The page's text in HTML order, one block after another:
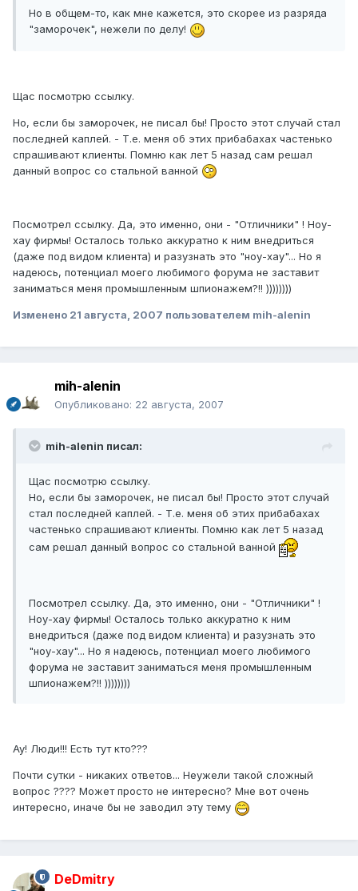
Но в общем-то, как мне кажется, это скорее из разряда
"заморочек", нежели по делу!
Щас посмотрю ссылку.
Но, если бы заморочек, не писал бы! Просто этот случай стал
последней каплей. - Т.е. меня об этих прибабахах частенько
спрашивают клиенты. Помню как лет 5 назад сам решал
данный вопрос со стальной ванной
Посмотрел ссылку. Да, это именно, они - "Отличники" ! Ноу-
хау фирмы! Осталось только аккуратно к ним внедриться
(даже под видом клиента) и разузнать это "ноу-хау"... Но я
надеюсь, потенциал моего любимого форума не заставит
заниматься меня промышленным шпионажем?!! ))))))))
Изменено 21 августа, 2007 пользователем mih-alenin
mih-alenin
Опубликовано: 22 августа, 2007
mih-alenin писал:
Щас посмотрю ссылку.
Но, если бы заморочек, не писал бы! Просто этот случай
стал последней каплей. - Т.е. меня об этих прибабахах
частенько спрашивают клиенты. Помню как лет 5 назад
сам решал данный вопрос со стальной ванной
Посмотрел ссылку. Да, это именно, они - "Отличники" !
Ноу-хау фирмы! Осталось только аккуратно к ним
внедриться (даже под видом клиента) и разузнать это
"ноу-хау"... Но я надеюсь, потенциал моего любимого
форума не заставит заниматься меня промышленным
шпионажем?!! ))))))))
Ау! Люди!!! Есть тут кто???
Почти сутки - никаких ответов... Неужели такой сложный
вопрос ???? Может просто не интересно? Мне вот очень
интересно, иначе бы не заводил эту тему
DeDmitry